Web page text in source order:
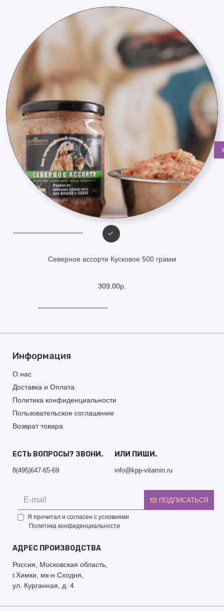
Северное ассорти Кусковое 500 грамм
309.00р.
Информация
О нас
Доставка и Оплата
Политика конфиденциальности
Пользовательское соглашение
Возврат товара
ЕСТЬ ВОПРОСЫ? ЗВОНИ.
8(495)647-65-69
ИЛИ ПИШИ.
info@kpp-vitamin.ru
ПОДПИСАТЬСЯ
Я прочитал и согласен с условиями
Политика конфиденциальности
АДРЕС ПРОИЗВОДСТВА
Россия, Московская область,
г.Химки, мк-н Сходня,
ул. Курганная, д. 4